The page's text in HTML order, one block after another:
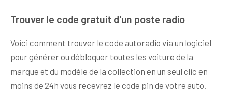
Trouver le code gratuit d'un poste radio
Voici comment trouver le code autoradio via un logiciel
pour générer ou débloquer toutes les voiture de la
marque et du modèle de la collection en un seul clic en
moins de 24h vous recevrez le code pin de votre auto.